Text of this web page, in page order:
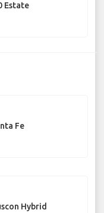
Estate
Fe
Hybrid